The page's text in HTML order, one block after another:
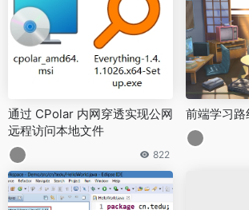
通过 CPolar 内网穿透实现公网
远程访问本地文件
822
前端学习路